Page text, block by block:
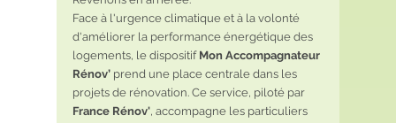
Face à l'urgence climatique et à la volonté
d'améliorer la performance énergétique des
logements, le dispositif Mon Accompagnateur
Rénov’ prend une place centrale dans les
projets de rénovation. Ce service, piloté par
France Rénov', accompagne les particuliers